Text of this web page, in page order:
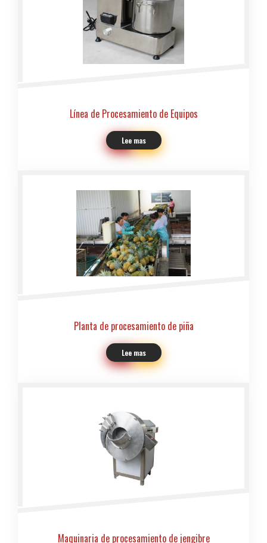
Línea de Procesamiento de Equipos
Lee mas
Planta de procesamiento de piña
Lee mas
Maquinaria de procesamiento de jengibre